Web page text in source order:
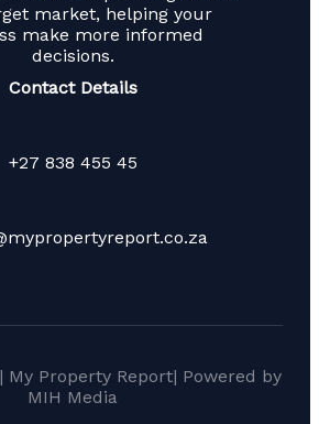
market, helping your
make more informed
decisions.
Contact Details
+27 838 455 45
My Property Report| Powered by
MIH Media